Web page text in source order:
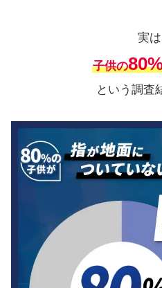
実は
子供の
という調査